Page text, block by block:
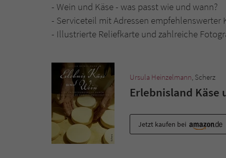
- Wein und Käse - was passt wie und wann?
- Serviceteil mit Adressen
- Illustrierte Reliefkarte und zahlreiche
Ursula Heinzelmann, Scherz
Erlebnisland Käse
Jetzt kaufen bei